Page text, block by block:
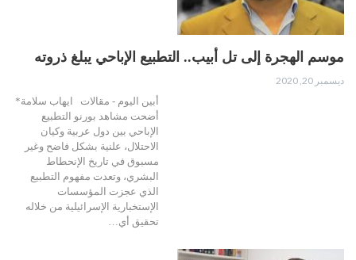
موسم الهجرة إلى تل أبيب.. التطبيع الإباحي يبلغ ذروته
ديسمبر 20, 2020
أبين اليوم - مقالات ايهاب سلامة*
أضحت مشاهد بورنو التطبيع
الإباحي بين دول عربية وكيان
الاحتلال، علنية بشكل فاضح وغير
مسبوق في تاريخ الإنحطاط
البشري، وتعدت مفهوم التطبيع
الذي عجزت المؤسسات
الإستخبارية الإسرائيلية من خلاله
تحقيق أي…